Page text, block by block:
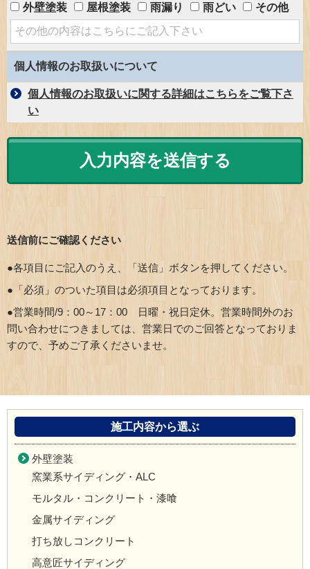
外壁塗装 屋根塗装 雨漏り 雨どい その他
個人情報のお取扱いについて
個人情報のお取扱いに関する詳細はこちらをご覧下さ
い
送信前にご確認ください
●各項目にご記入のうえ、「送信」ボタンを押してください。
●「必須」のついた項目は必須項目となっております。
●営業時間/9：00～17：00 日曜・祝日定休。営業時間外のお
問い合わせにつきましては、営業日でのご回答となっておりま
すので、予めご了承くださいませ。
施工内容から選ぶ
外壁塗装
窯業系サイディング・ALC
モルタル・コンクリート・漆喰
金属サイディング
打ち放しコンクリート
高意匠サイディング